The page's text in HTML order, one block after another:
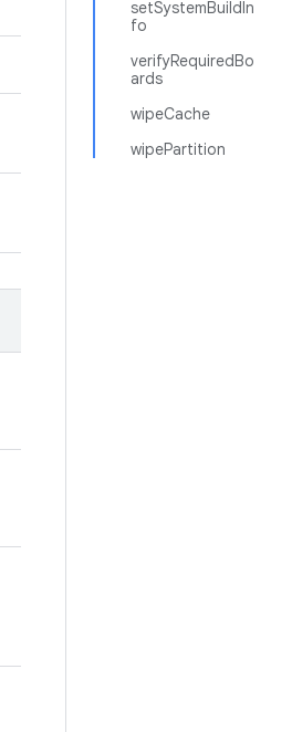
setSystemBuildIn
fo
verifyRequiredBo
ards
wipeCache
wipePartition